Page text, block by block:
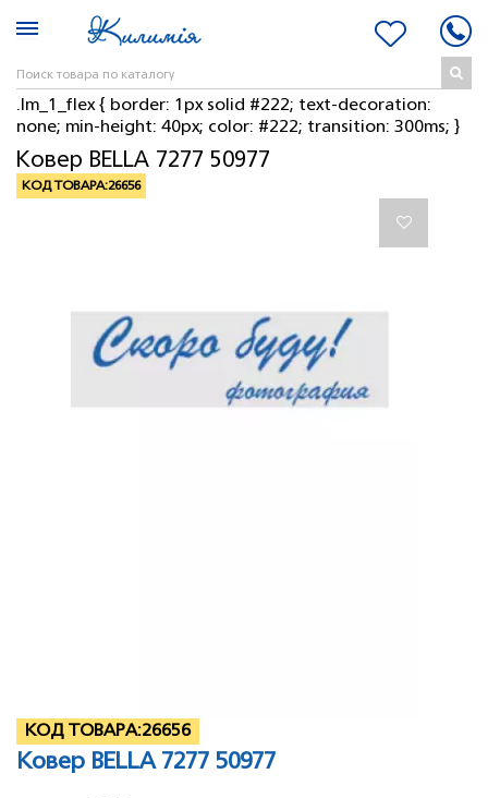
.lm_1_flex { border: 1px solid #222; text-decoration:
none; min-height: 40px; color: #222; transition: 300ms; }
Ковер BELLA 7277 50977
КОД ТОВАРА:26656
КОД ТОВАРА:26656
Ковер BELLA 7277 50977